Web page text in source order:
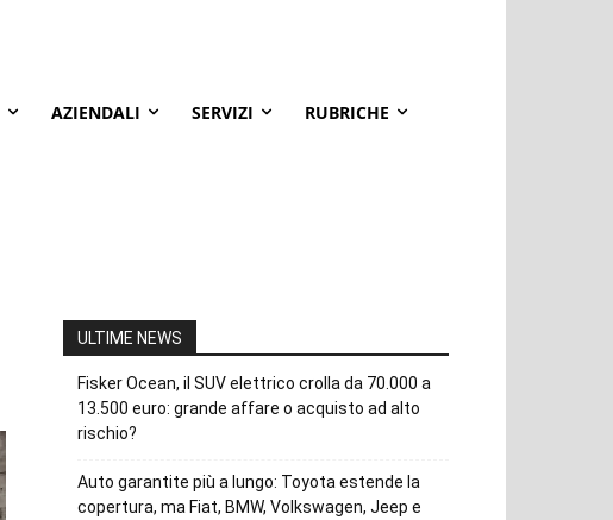
AZIENDALI SERVIZI RUBRICHE
ULTIME NEWS
Fisker Ocean, il SUV elettrico crolla da 70.000 a
13.500 euro: grande affare o acquisto ad alto
rischio?
Auto garantite più a lungo: Toyota estende la
copertura, ma Fiat, BMW, Volkswagen, Jeep e